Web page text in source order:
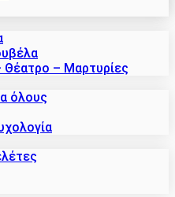
Θέατρο – Μαρτυρίες
όλους